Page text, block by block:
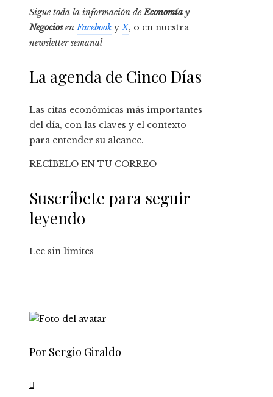
Sigue toda la información deEconomía y
NegociosenFacebook yX, o en nuestra
newsletter semanal
La agenda de Cinco Días
Las citas económicas más importantes
del día, con las claves y el contexto
para entender su alcance.
RECÍBELO EN TU CORREO
Suscríbete para seguir
leyendo
Lee sin límites
Por Sergio Giraldo